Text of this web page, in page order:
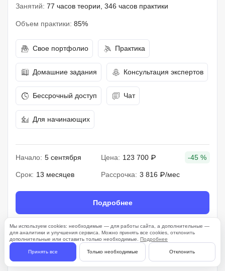
Занятий: 77 часов теории, 346 часов практики
Объем практики: 85%
Свое портфолио Практика
Домашние задания Консультация экспертов
Бессрочный доступ Чат
Для начинающих
Начало: 5 сентября Цена: 123 700 ₽ -45 %
Срок: 13 месяцев Рассрочка: 3 816 ₽/мес
Подробнее
4.7
261 отзыв
Мы используем cookies: необходимые — для работы сайта, а дополнительные —
для аналитики и улучшения сервиса. Можно принять все cookies, отклонить
дополнительные или оставить только необходимые. Подробнее
Принять все Только необходимые Отклонить